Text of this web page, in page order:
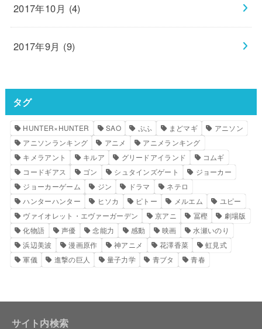
2017年10月 (4)
2017年9月 (9)
タグ
HUNTER×HUNTER SAO ぷふ まどマギ
アニソン
アニソンランキング
アニメ
アニメランキング
キメラアント
キルア グリードアイランド
コムギ
コードギアス
ゴン シュタインズゲート
ジョーカー
ジョーカーゲーム
ジン ドラマ
ネテロ
ハンターハンター
ヒソカ ピトー メルエム
ユピー
ヴァイオレット・エヴァーガーデン
京アニ 冨樫
劇場版
化物語
声優 念能力 感動 映画
水瀬いのり
浜辺美波
漫画原作 神アニメ 花澤香菜
虹見式
軍儀
進撃の巨人 量子力学 青ブタ 青春
サイト内検索